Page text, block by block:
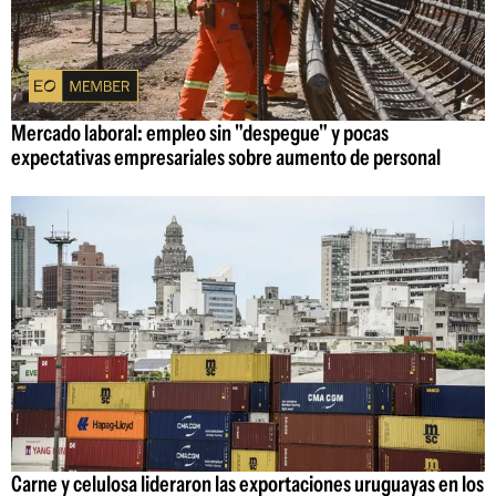
Mercado laboral: empleo sin "despegue" y pocas
expectativas empresariales sobre aumento de personal
Carne y celulosa lideraron las exportaciones uruguayas en los